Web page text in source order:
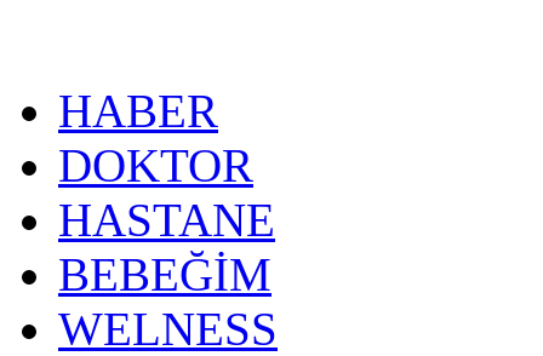
HABER
DOKTOR
HASTANE
BEBEĞİM
WELNESS